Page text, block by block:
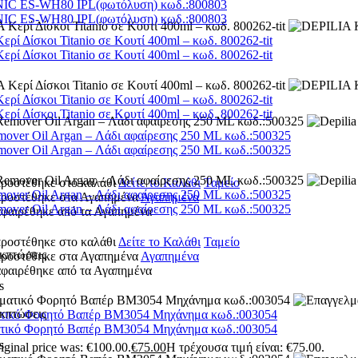
Δίσκοι Titanio σε Κουτί 400ml – κωδ. 800262-tit
Δίσκοι Titanio σε Κουτί 400ml – κωδ. 800262-tit
Oil Argan – Λάδι αφαίρεσης 250 ML κωδ.:500325
Oil Argan – Λάδι αφαίρεσης 250 ML κωδ.:500325
στο καλάθιΔείτε το Καλάθι Ταμείο
στα ΑγαπημέναΑγαπημένα
από τα Αγαπημένα
Φορητό Βαπέρ BM3054 Μηχάνημα κωδ.:003054
Φορητό Βαπέρ BM3054 Μηχάνημα κωδ.:003054
price was: €100.00.€75.00Η τρέχουσα τιμή είναι: €75.00.
ES-WH80 IPL(φωτόλυση) κωδ.:800803
ES-WH80 IPL(φωτόλυση) κωδ.:800803
Δίσκοι Titanio σε Κουτί 400ml – κωδ. 800262-tit
Δίσκοι Titanio σε Κουτί 400ml – κωδ. 800262-tit
Oil Argan – Λάδι αφαίρεσης 250 ML κωδ.:500325
Oil Argan – Λάδι αφαίρεσης 250 ML κωδ.:500325
στο καλάθι Δείτε το Καλάθι Ταμείο
στα Αγαπημένα Αγαπημένα
από τα Αγαπημένα